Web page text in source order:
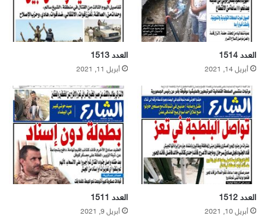
العدد 1514
أبريل 14, 2021
العدد 1513
أبريل 11, 2021
العدد 1512
أبريل 10, 2021
العدد 1511
أبريل 9, 2021